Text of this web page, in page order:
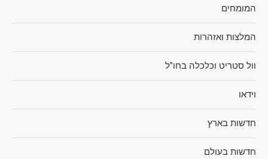
המומחים
המלצות ואזהרות
וול סטריט וכלכלה בחו"ל
וידאו
חדשות בארץ
חדשות בעולם